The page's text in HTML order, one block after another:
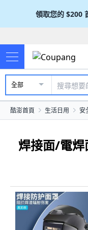
領取您的 $200
全部
酷澎首頁 生活日用 安
焊接面/電焊